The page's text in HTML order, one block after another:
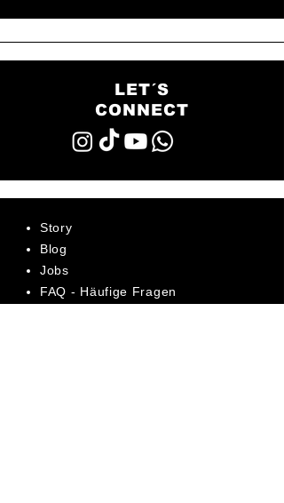
LET´S
CONNECT
Story
Blog
Jobs
FAQ - Häufige Fragen